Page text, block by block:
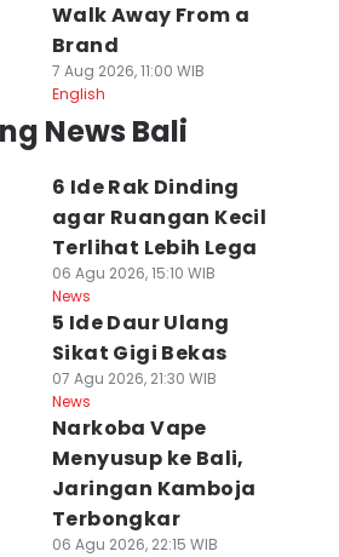
Walk Away From a
Brand
7 Aug 2026, 11:00 WIB
English
News Bali
6 Ide Rak Dinding
agar Ruangan Kecil
Terlihat Lebih Lega
06 Agu 2026, 15:10 WIB
News
5 Ide Daur Ulang
Sikat Gigi Bekas
07 Agu 2026, 21:30 WIB
News
Narkoba Vape
Menyusup ke Bali,
Jaringan Kamboja
Terbongkar
06 Agu 2026, 22:15 WIB